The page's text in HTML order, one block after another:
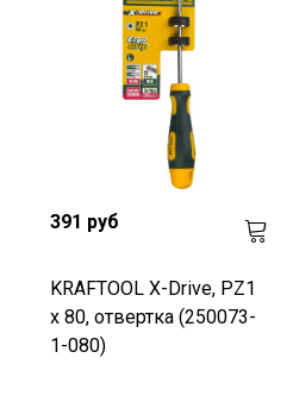
391 руб
KRAFTOOL Х-Drive, PZ1
x 80, отвертка (250073-
1-080)